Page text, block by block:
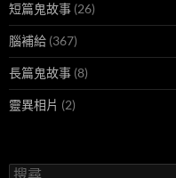
短篇鬼故事 (26)
腦補給 (367)
長篇鬼故事 (8)
靈異相片 (2)
搜